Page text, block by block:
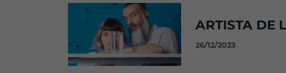
ARTISTA DE
26/12/2023